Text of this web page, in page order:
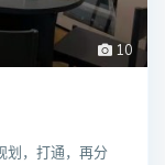
10
划，打通，再分